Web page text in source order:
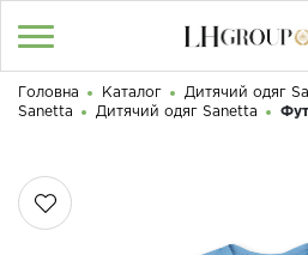
UA | RU
КАТАЛОГ
Доброго дня! Що Ви шукаєте?
Головна Каталог Дитячий одяг
Sanetta
Дитячий одяг Sanetta